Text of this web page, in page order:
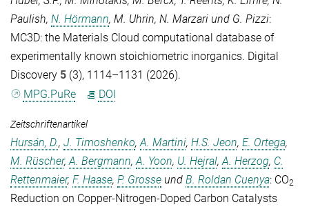
Paulish, N. Hörmann, M. Uhrin, N. Marzari und G. Pizzi:
MC3D: the Materials Cloud computational database of
experimentally known stoichiometric inorganics. Digital
Discovery 5 (3), 1114–1131 (2026).
MPG.PuRe
DOI
Zeitschriftenartikel
Hursán, D., J. Timoshenko,A. Martini, H.S. Jeon, E. Ortega,
M. Rüscher,A. Bergmann,A. Yoon, U. Hejral,A. Herzog, C.
Rettenmaier, F. Haase, P. Grosse und B. Roldan Cuenya: CO2
Reduction on Copper-Nitrogen-Doped Carbon Catalysts